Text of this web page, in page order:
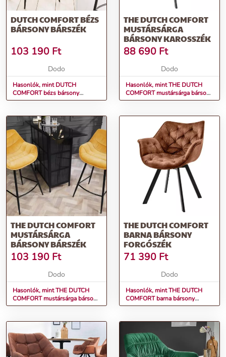
DUTCH COMFORT BÉZS
BÁRSONY BÁRSZÉK
103 190 Ft
Dodo
Hasonlók, mint DUTCH
COMFORT bézs bársony
bárszék
THE DUTCH COMFORT
MUSTÁRSÁRGA
BÁRSONY KAROSSZÉK
88 690 Ft
Dodo
Hasonlók, mint THE DUTCH
COMFORT mustársárga bársony
karosszék
THE DUTCH COMFORT
MUSTÁRSÁRGA
BÁRSONY BÁRSZÉK
103 190 Ft
Dodo
Hasonlók, mint THE DUTCH
COMFORT mustársárga bársony
bárszék
THE DUTCH COMFORT
BARNA BÁRSONY
FORGÓSZÉK
71 390 Ft
Dodo
Hasonlók, mint THE DUTCH
COMFORT barna bársony
forgószék